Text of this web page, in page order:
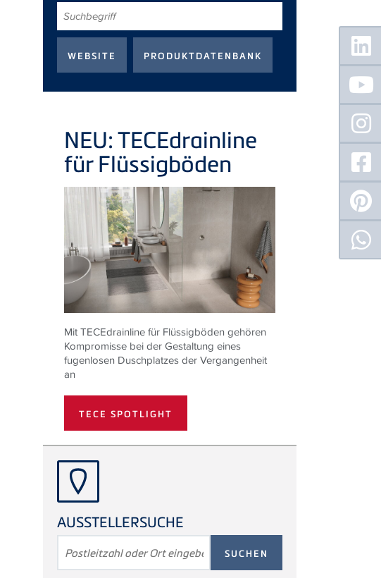
NEU:TECEdrainline
für Flüssigböden
MitTECEdrainline für Flüssigböden gehören
Kompromisse bei der Gestaltung eines
fugenlosen Duschplatzes der Vergangenheit
an
TECE SPOTLIGHT
AUSSTELLERSUCHE
SUCHBEGRIFF
Floating